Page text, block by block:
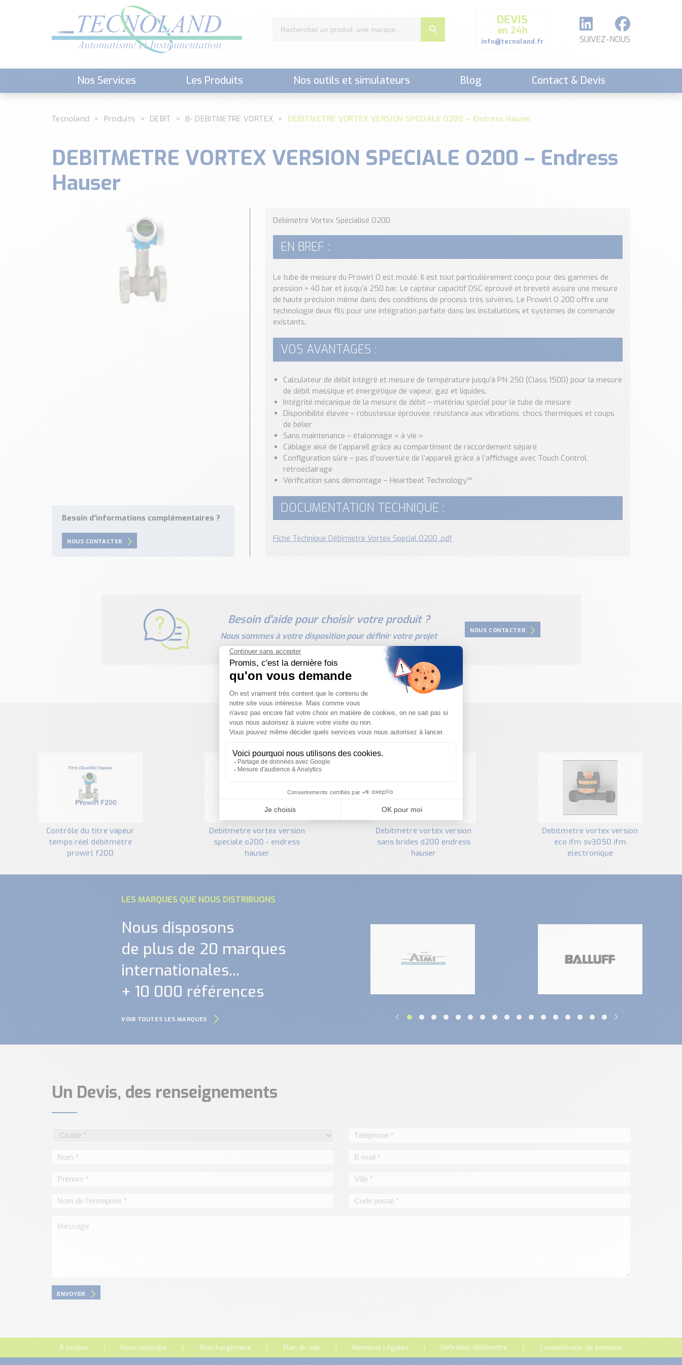
DEVIS
en 24h
info@tecnoland.fr SUIVEZ-NOUS
Nos Services Les Produits Nos outils et simulateurs Blog Contact & Devis
Tecnoland Produits DEBIT 8- DEBITMETRE VORTEX DEBITMETRE VORTEX VERSION SPECIALE O200 – Endress Hauser
DEBITMETRE VORTEX VERSION SPECIALE O200 – Endress
Hauser
Besoin d'informations complémentaires ?
NOUS CONTACTER
Débimètre Vortex Spécialisé O200
EN BREF :
Le tube de mesure du Prowirl O est moulé. Il est tout particulièrement conçu pour des gammes de
pression > 40 bar et jusqu’à 250 bar. Le capteur capacitif DSC éprouvé et breveté assure une mesure
de haute précision même dans des conditions de process très sévères. Le Prowirl O 200 offre une
technologie deux fils pour une intégration parfaite dans les installations et systèmes de commande
existants.
VOS AVANTAGES :
Calculateur de débit intégré et mesure de température jusqu’à PN 250 (Class 1500) pour la mesure
de débit massique et énergétique de vapeur, gaz et liquides.
Intégrité mécanique de la mesure de débit – matériau spécial pour le tube de mesure
Disponibilité élevée – robustesse éprouvée, résistance aux vibrations, chocs thermiques et coups
de bélier
Sans maintenance – étalonnage « à vie »
Câblage aisé de l’appareil grâce au compartiment de raccordement séparé
Configuration sûre – pas d’ouverture de l’appareil grâce à l’affichage avec Touch Control,
rétroéclairage
Vérification sans démontage – Heartbeat Technology™
DOCUMENTATION TECHNIQUE :
Fiche Technique Débimietre Vortex Special O200 .pdf
Besoin d'aide pour choisir votre produit ?
Nous sommes à votre disposition pour définir votre projet NOUS CONTACTER
PRODUITS SIMILAIRES
contrôle du titre vapeur
temps réel débitmètre
prowirl f200
debitmetre vortex version
speciale o200 - endress
hauser
debitmetre vortex version
sans brides d200 endress
hauser
debitmetre vortex version
eco ifm sv3050 ifm
electronique
LES MARQUES QUE NOUS DISTRIBUONS
Nous disposons
de plus de 20 marques
internationales...
+ 10 000 références
VOIR TOUTES LES MARQUES
Un Devis, des renseignements
ENVOYER
A propos Nous rejoindre Téléchargement Plan du site Mentions Légales Définition débitmètre Convertisseur de pression